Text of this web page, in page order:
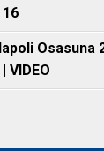
Osasuna
VIDEO